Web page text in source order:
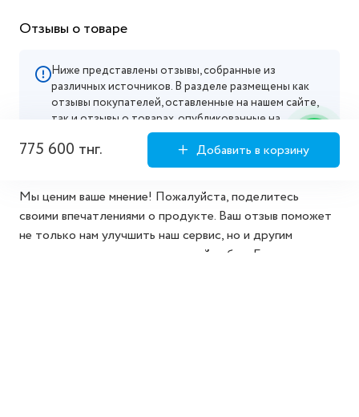
775 600 тнг. Добавить в корзину
Отзывы о товаре
Ниже представлены отзывы, собранные из
различных источников. В разделе размещены как
отзывы покупателей, оставленные на нашем сайте,
так и отзывы о товарах, опубликованные на
маркетплейсах, где мы официально представлены.
Мы ценим ваше мнение! Пожалуйста, поделитесь
своими впечатлениями о продукте. Ваш отзыв поможет
не только нам улучшить наш сервис, но и другим
покупателям сделать осознанный выбор. Благодарим за